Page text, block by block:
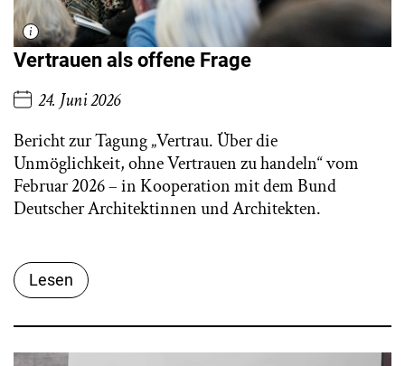
Vertrauen als offene Frage
24. Juni 2026
Bericht zur Tagung „Vertrau. Über die
Unmöglichkeit, ohne Vertrauen zu handeln“ vom
Februar 2026 – in Kooperation mit dem Bund
Deutscher Architektinnen und Architekten.
Lesen